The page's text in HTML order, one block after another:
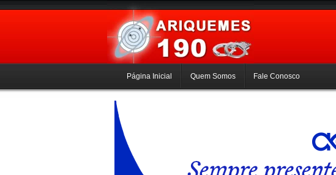
Página Inicial Quem Somos Fale Conosco